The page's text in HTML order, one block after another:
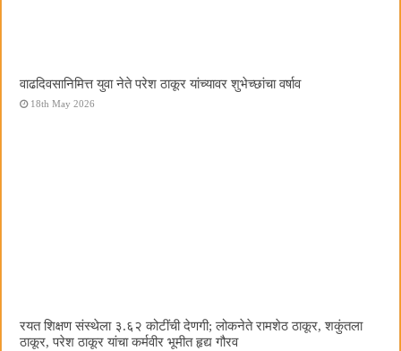
वाढदिवसानिमित्त युवा नेते परेश ठाकूर यांच्यावर शुभेच्छांचा वर्षाव
18th May 2026
रयत शिक्षण संस्थेला ३.६२ कोटींची देणगी; लोकनेते रामशेठ ठाकूर, शकुंतला
ठाकूर, परेश ठाकूर यांचा कर्मवीर भूमीत हृद्य गौरव